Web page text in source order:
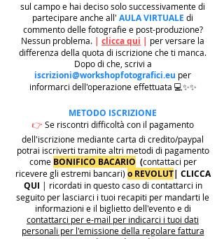
sul campo e hai deciso solo successivamente di
partecipare anche all' AULA VIRTUALE di
commento delle fotografie e post-produzione?
Nessun problema. | clicca qui | per versare la
differenza della quota di iscrizione che ti manca.
Dopo di che, scrivi a
iscrizioni@workshopfotografici.eu per
informarci dell'operazione effettuata 💻✨✨
METODO ISCRIZIONE
👉 Se riscontri difficoltà con il pagamento
dell'iscrizione mediante carta di credito/paypal
potrai iscriverti tramite altri metodi di pagamento
come BONIFICO BACARIO (contattaci per
ricevere gli estremi bancari) o REVOLUT| CLICCA
QUI | ricordati in questo caso di contattarci in
seguito per lasciarci i tuoi recapiti per mandarti le
informazioni e il biglietto dell'evento e di
contattarci per e-mail per indicarci i tuoi dati
personali per l'emissione della regolare fattura